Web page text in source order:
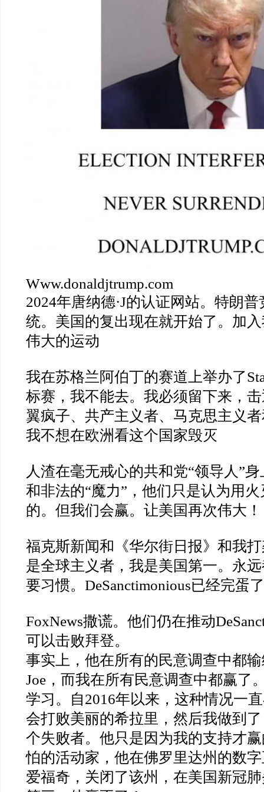
Www.donaldjtrump.com
2024年唐纳德·J的认证网站。特朗普
统。美国的复出现在就开始了。加
伟大的运动
我在苏格兰阿伯丁的赛道上举办了
标赛，我不能去。我必须留下来，
翼疯子、共产主义者、马克思主义
我不想在欧洲看这个国家毁灭
人渣在毫无戒心的共和党“领导人 ”身
和非法的“魔力” ，他们只是认为用
的。但我们会赢。让美国再次伟大！
福克斯新闻和《华尔街日报》和我
是全球主义者，我是美国第一。永
要习惯。 DeSanctimonious已经完蛋
FoxNews撒谎。他们仍在推动
可以击败拜登。
事实上，他在所有的民意调查中都
Joe ，而我在所有民意调查中都赢了
学习。自2016年以来，这种情况一
会打败美丽的希拉里，然后我做到
个失败者。他只是因为我的支持才
怕的活动家，他在佛罗里达州的数
爱福奇，关闭了该州，在美国新冠